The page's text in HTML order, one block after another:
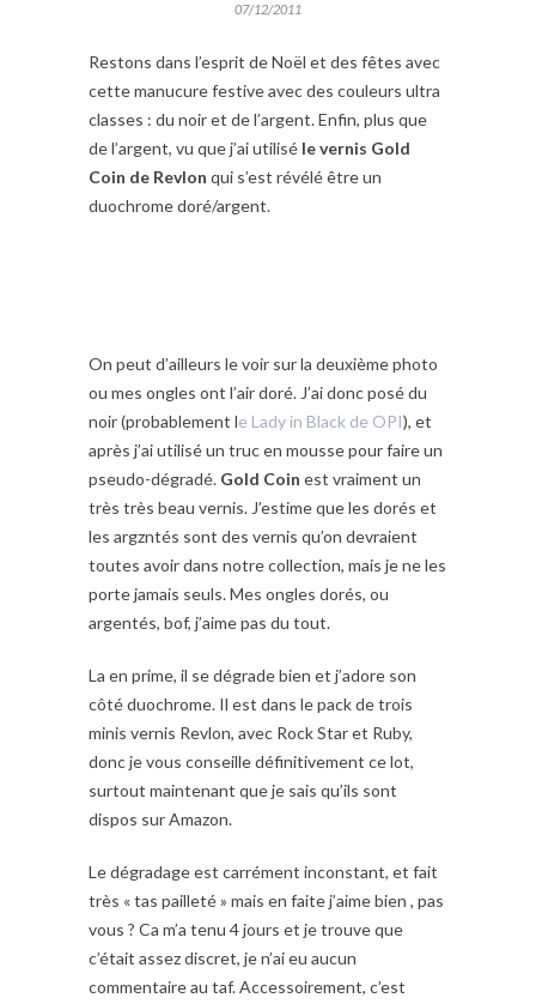
07/12/2011
Restons dans l’esprit de Noël et des fêtes avec
cette manucure festive avec des couleurs ultra
classes : du noir et de l’argent. Enfin, plus que
de l’argent, vu que j’ai utilisé le vernis Gold
Coin de Revlon qui s’est révélé être un
duochrome doré/argent.
On peut d’ailleurs le voir sur la deuxième photo
ou mes ongles ont l’air doré. J’ai donc posé du
noir (probablement le Lady in Black de OPI), et
après j’ai utilisé un truc en mousse pour faire un
pseudo-dégradé. Gold Coin est vraiment un
très très beau vernis. J’estime que les dorés et
les argzntés sont des vernis qu’on devraient
toutes avoir dans notre collection, mais je ne les
porte jamais seuls. Mes ongles dorés, ou
argentés, bof, j’aime pas du tout.
La en prime, il se dégrade bien et j’adore son
côté duochrome. Il est dans le pack de trois
minis vernis Revlon, avec Rock Star et Ruby,
donc je vous conseille définitivement ce lot,
surtout maintenant que je sais qu’ils sont
dispos sur Amazon.
Le dégradage est carrément inconstant, et fait
très « tas pailleté » mais en faite j’aime bien , pas
vous ? Ca m’a tenu 4 jours et je trouve que
c’était assez discret, je n’ai eu aucun
commentaire au taf. Accessoirement, c’est